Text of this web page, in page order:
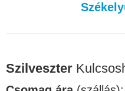
Szilveszter